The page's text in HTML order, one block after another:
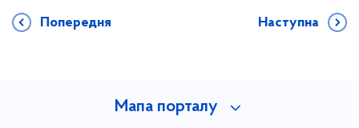
Попередня Наступна
Мапа порталу